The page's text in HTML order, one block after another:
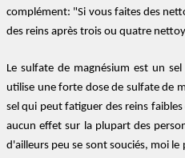
complément: "Si vous faites des
des reins après trois ou quatre
Le sulfate de magnésium est un
utilise une forte dose de sulfate de
sel qui peut fatiguer des reins
aucun effet sur la plupart des
d'ailleurs peu se sont souciés, moi